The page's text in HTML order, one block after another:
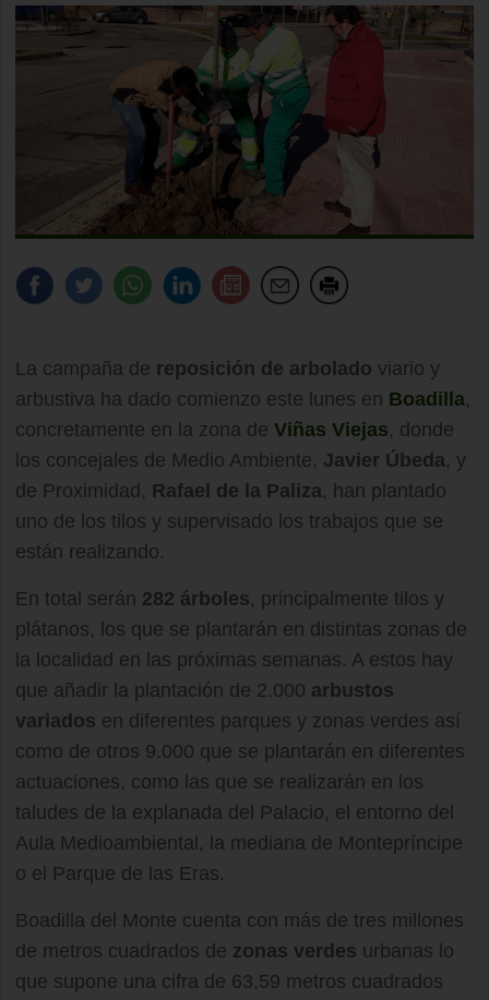
La campaña de reposición de arbolado viario y
arbustiva ha dado comienzo este lunes en Boadilla,
concretamente en la zona de Viñas Viejas, donde
los concejales de Medio Ambiente, Javier Úbeda, y
de Proximidad, Rafael de la Paliza, han plantado
uno de los tilos y supervisado los trabajos que se
están realizando.
En total serán 282 árboles, principalmente tilos y
plátanos, los que se plantarán en distintas zonas de
la localidad en las próximas semanas. A estos hay
que añadir la plantación de 2.000 arbustos
variados en diferentes parques y zonas verdes así
como de otros 9.000 que se plantarán en diferentes
actuaciones, como las que se realizarán en los
taludes de la explanada del Palacio, el entorno del
Aula Medioambiental, la mediana de Montepríncipe
o el Parque de las Eras.
Boadilla del Monte cuenta con más de tres millones
de metros cuadrados de zonas verdes urbanas lo
que supone una cifra de 63,59 metros cuadrados